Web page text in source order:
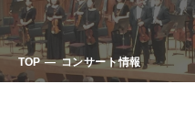
TOP コンサート情報